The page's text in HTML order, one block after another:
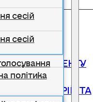
сесій
сесій
політика
НАДАННЯ
ПРОЕКТУ
КАТЕГОРІЙ ТА